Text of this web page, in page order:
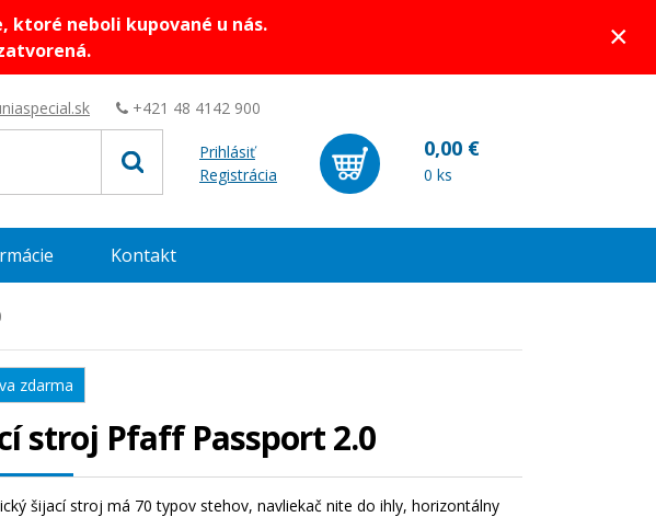
ktoré neboli kupované u nás.
×
+421 48 4142 900
Prihlásiť
Registrácia
0,00 €
0 ks
zdarma
stroj Pfaff Passport 2.0
šijací stroj má 70 typov stehov, navliekač nite do ihly, horizontálny
Kontakt